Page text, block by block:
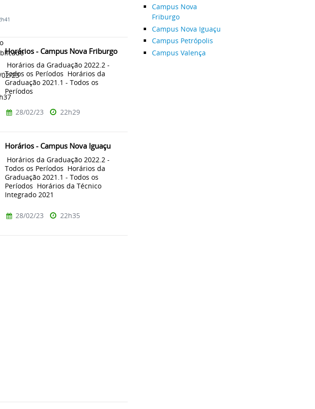
23
Horários - Campus Nova Friburgo
Horários da Graduação 2022.2 -
Todos os Períodos Horários da
Graduação 2021.1 - Todos os
Períodos
28/02/23 22h29
Horários - Campus Nova Iguaçu
Horários da Graduação 2022.2 -
Todos os Períodos Horários da
Graduação 2021.1 - Todos os
Períodos Horários da Técnico
Integrado 2021
28/02/23 22h35
Campus Nova
Friburgo
Campus Nova Iguaçu
Campus Petrópolis
Campus Valença